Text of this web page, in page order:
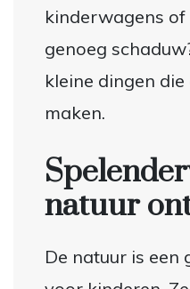
kinderwagens
genoeg
kleine dingen
maken.
natuur
De natuur is een